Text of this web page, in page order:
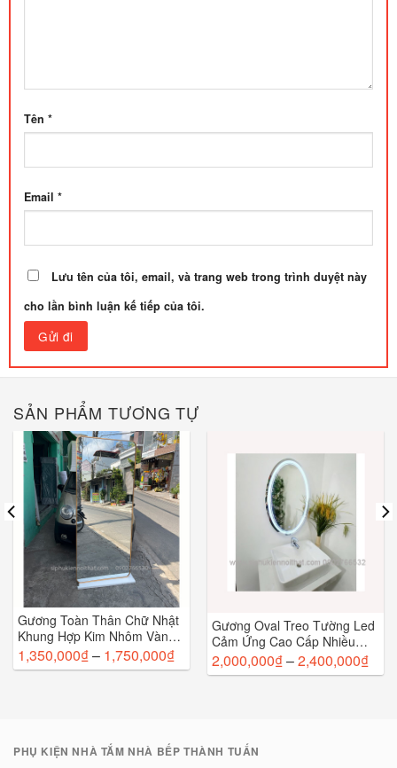
Tên *
Email *
Lưu tên của tôi, email, và trang web trong trình duyệt này
cho lần bình luận kế tiếp của tôi.
SẢN PHẨM TƯƠNG TỰ
Gương Toàn Thân Chữ Nhật
Khung Hợp Kim Nhôm Vàng
TT-083
1,350,000₫– 1,750,000₫
Gương Oval Treo Tường Led
Cảm Ứng Cao Cấp Nhiều
Kích Thước (Full phụ kiện),
TT-054
2,000,000₫–2,400,000₫
PHỤ KIỆN NHÀ TẮM NHÀ BẾP THÀNH TUẤN